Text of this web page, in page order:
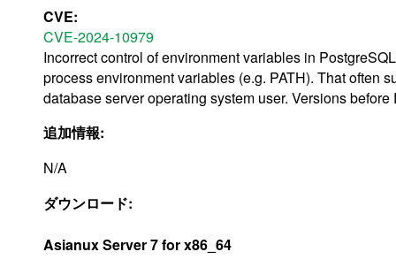
CVE:
CVE-2024-10979
Incorrect control of environment variables in
process environment variables (e.g. PATH). That often
database server operating system user. Versions
追加情報:
N/A
ダウンロード:
Asianux Server 7 for x86_64